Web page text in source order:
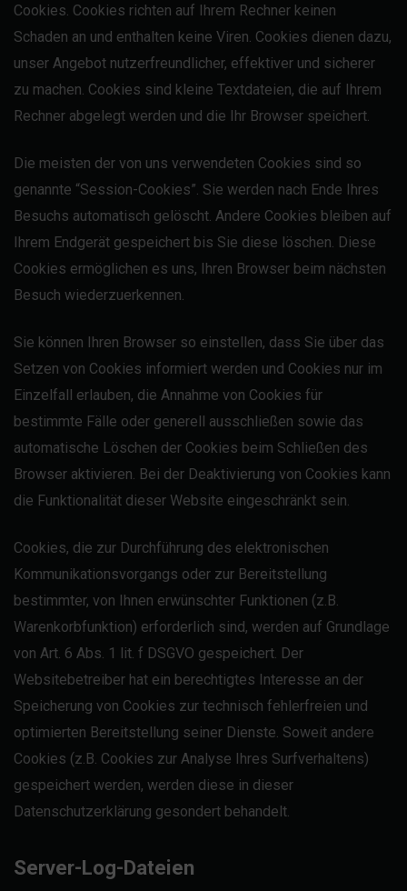
Cookies. Cookies richten auf Ihrem Rechner keinen
Schaden an und enthalten keine Viren. Cookies dienen dazu,
unser Angebot nutzerfreundlicher, effektiver und sicherer
zu machen. Cookies sind kleine Textdateien, die auf Ihrem
Rechner abgelegt werden und die Ihr Browser speichert.
Die meisten der von uns verwendeten Cookies sind so
genannte “Session-Cookies”. Sie werden nach Ende Ihres
Besuchs automatisch gelöscht. Andere Cookies bleiben auf
Ihrem Endgerät gespeichert bis Sie diese löschen. Diese
Cookies ermöglichen es uns, Ihren Browser beim nächsten
Besuch wiederzuerkennen.
Sie können Ihren Browser so einstellen, dass Sie über das
Setzen von Cookies informiert werden und Cookies nur im
Einzelfall erlauben, die Annahme von Cookies für
bestimmte Fälle oder generell ausschließen sowie das
automatische Löschen der Cookies beim Schließen des
Browser aktivieren. Bei der Deaktivierung von Cookies kann
die Funktionalität dieser Website eingeschränkt sein.
Cookies, die zur Durchführung des elektronischen
Kommunikationsvorgangs oder zur Bereitstellung
bestimmter, von Ihnen erwünschter Funktionen (z.B.
Warenkorbfunktion) erforderlich sind, werden auf Grundlage
von Art. 6 Abs. 1 lit. f DSGVO gespeichert. Der
Websitebetreiber hat ein berechtigtes Interesse an der
Speicherung von Cookies zur technisch fehlerfreien und
optimierten Bereitstellung seiner Dienste. Soweit andere
Cookies (z.B. Cookies zur Analyse Ihres Surfverhaltens)
gespeichert werden, werden diese in dieser
Datenschutzerklärung gesondert behandelt.
Server-Log-Dateien